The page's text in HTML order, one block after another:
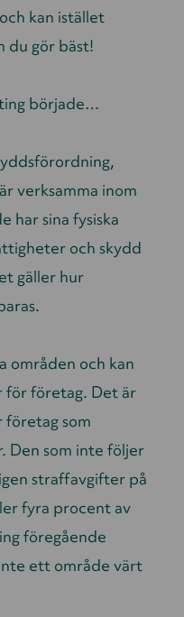
kan istället
du gör bäst!
började…
verksamma inom
har sina fysiska
och skydd
gäller hur
områden och kan
för företag. Det är
företag som
Den som inte följer
straffavgifter på
fyra procent av
föregående
ett område värt